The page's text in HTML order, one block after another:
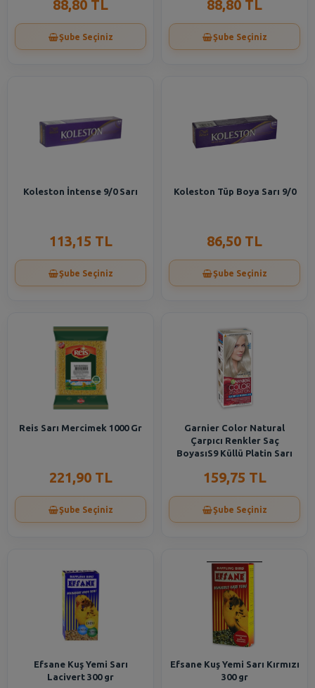
88,80 TL
Şube Seçiniz
88,80 TL
Şube Seçiniz
Koleston İntense 9/0 Sarı
113,15 TL
Şube Seçiniz
Koleston Tüp Boya Sarı 9/0
86,50 TL
Şube Seçiniz
Reis Sarı Mercimek 1000 Gr
221,90 TL
Şube Seçiniz
Garnier Color Natural
Çarpıcı Renkler Saç
BoyasıS9 Küllü Platin Sarı
159,75 TL
Şube Seçiniz
Efsane Kuş Yemi Sarı
Lacivert 300 gr
Efsane Kuş Yemi Sarı Kırmızı
300 gr